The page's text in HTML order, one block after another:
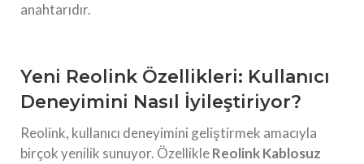
anahtarıdır.
Yeni Reolink Özellikleri: Kullanıcı
Deneyimini Nasıl İyileştiriyor?
Reolink, kullanıcı deneyimini geliştirmek amacıyla
birçok yenilik sunuyor. ÖzellikleReolink Kablosuz